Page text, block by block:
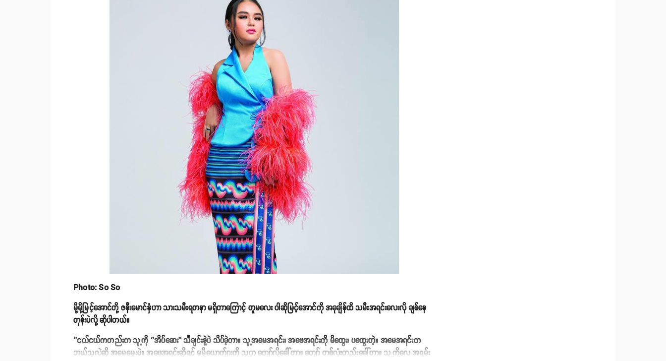
Photo: So So
မို့မို့မြင့်အောင်တို့ ဇနီးမောင်နှံဟာ သားသမီးရတနာ မရှိတာကြောင့် တူမလေး ဝါဆိုမြင့်အောင်ကို အခုချိန်ထိ သမီးအရင်းလေးလို ချစ်နေ
တုန်းပဲလို့ ဆိုပါတယ်။
‘’ငယ်ငယ်ကတည်းက သူ့ကို ‘’အိပ်ဆေး’’ သီချင်းနဲ့ပဲ သိပ်ခဲ့တာ။ သူ့အမေအရင်း၊ အဖေအရင်းကို မိထွေး၊ ပထွေးတဲ့။ အမေအရင်းက
ဘယ်သူလဲဆို အမေမွှေးပဲ။ အဖေအရင်းဆိုရင် မမို့ယောက်ျားကို သူက ကျော်လို့ခေါ်တာ။ ကျော် တစ်လုံးတည်းခေါ်တာ။ သူ့ကိုလေ အရမ်း